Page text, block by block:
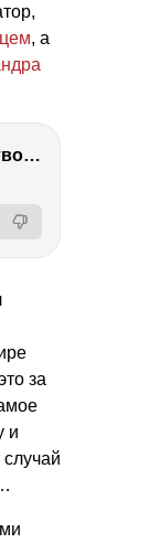
, а
Антон Немцов — убийство Бориса Немцова, переезд в Дубай, семья и политика
за
и